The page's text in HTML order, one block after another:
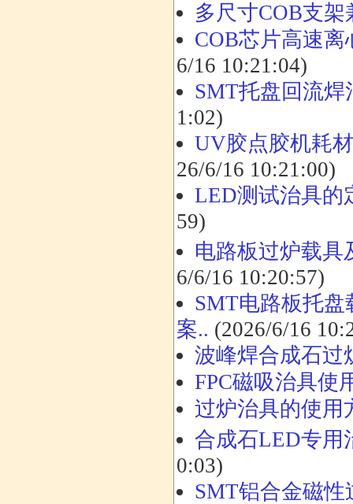
多尺寸COB支
COB芯片高速
6/16 10:21:04)
SMT托盘回流
1:02)
UV胶点胶机耗
26/6/16 10:21:00)
LED测试治具的
59)
电路板过炉载具
6/6/16 10:20:57)
SMT电路板托
案.. (2026/6/16
波峰焊合成石过
FPC磁吸治具使
过炉治具的使用
合成石LED专用
0:03)
SMT铝合金磁